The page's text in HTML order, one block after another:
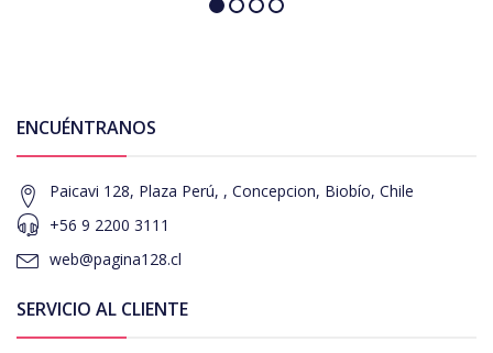
ENCUÉNTRANOS
Paicavi 128, Plaza Perú, , Concepcion, Biobío, Chile
+56 9 2200 3111
web@pagina128.cl
SERVICIO AL CLIENTE